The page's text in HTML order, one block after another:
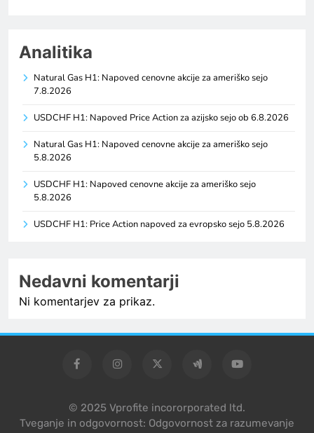
Analitika
Natural Gas H1: Napoved cenovne akcije za ameriško sejo
7.8.2026
USDCHF H1: Napoved Price Action za azijsko sejo ob 6.8.2026
Natural Gas H1: Napoved cenovne akcije za ameriško sejo
5.8.2026
USDCHF H1: Napoved cenovne akcije za ameriško sejo
5.8.2026
USDCHF H1: Price Action napoved za evropsko sejo 5.8.2026
Nedavni komentarji
Ni komentarjev za prikaz.
© 2025 Vprofite incororporated ltd.
Tveganje in odgovornost: Odgovornost za razumevanje